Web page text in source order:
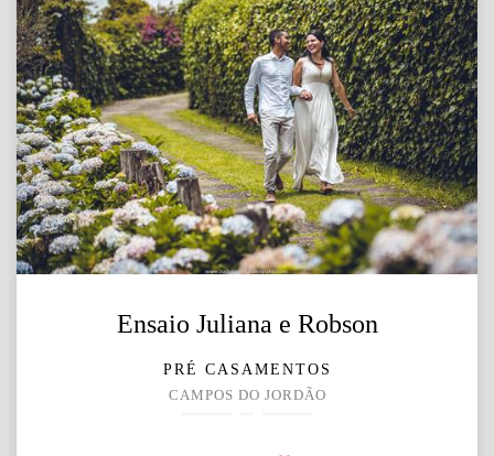
Ensaio Juliana e Robson
PRÉ CASAMENTOS
CAMPOS DO JORDÃO